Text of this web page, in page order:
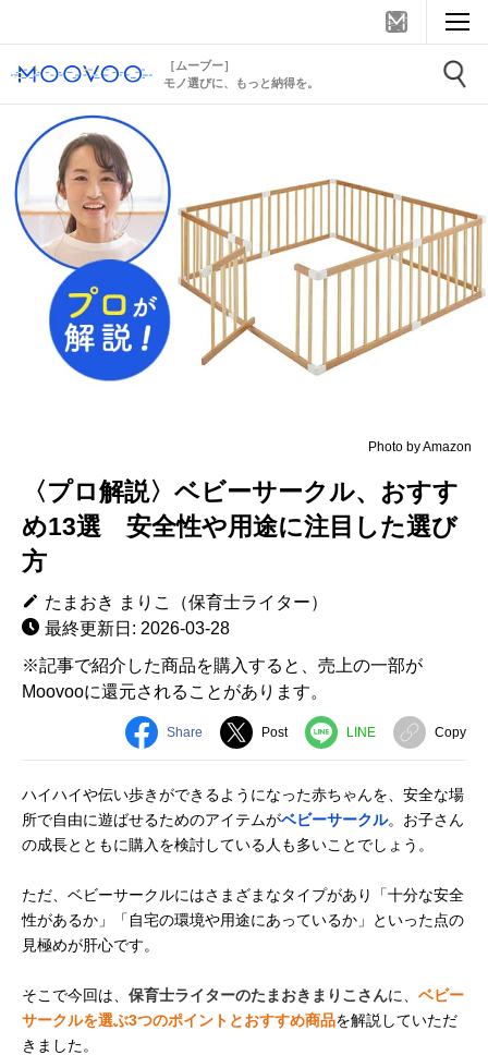
［ムーブー］
モノ選びに、もっと納得を。
Photo by Amazon
〈プロ解説〉ベビーサークル、おすす
め13選 安全性や用途に注目した選び
方
たまおき まりこ（保育士ライター）
最終更新日: 2026-03-28
※記事で紹介した商品を購入すると、売上の一部が
Moovooに還元されることがあります。
Share Post LINE Copy
ハイハイや伝い歩きができるようになった赤ちゃんを、安全な場
所で自由に遊ばせるためのアイテムがベビーサークル。お子さん
の成長とともに購入を検討している人も多いことでしょう。
ただ、ベビーサークルにはさまざまなタイプがあり「十分な安全
性があるか」「自宅の環境や用途にあっているか」といった点の
見極めが肝心です。
そこで今回は、 保育士ライターのたまおきまりこさんに、 ベビー
サークルを選ぶ3つのポイントとおすすめ商品を解説していただ
きました。